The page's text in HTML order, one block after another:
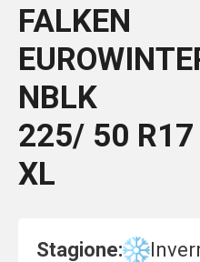
FALKEN
NBLK
225/ 50
XL
Stagione: